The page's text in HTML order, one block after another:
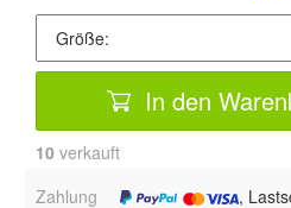
In den
10 verkauft
Zahlung
,